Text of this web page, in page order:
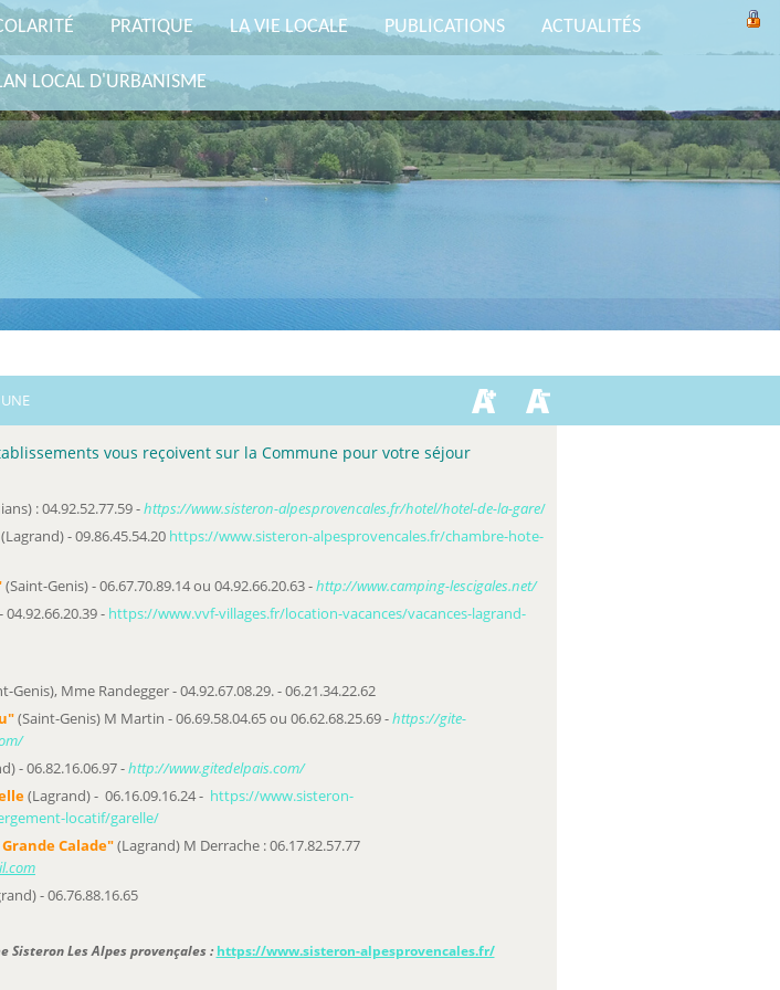
PRATIQUE LA VIE LOCALE PUBLICATIONS ACTUALITÉS
LOCAL D'URBANISME
vous reçoivent sur la Commune pour votre séjour
: 04.92.52.77.59 -https://www.sisteron-alpesprovencales.fr/hotel/hotel-de-la-gare/
(Lagrand) - 09.86.45.54.20 https://www.sisteron-alpesprovencales.fr/chambre-hote-
(Saint-Genis) - 06.67.70.89.14 ou 04.92.66.20.63 -http://www.camping-lescigales.net/
- https://www.vvf-villages.fr/location-vacances/vacances-lagrand-
Genis), Mme Randegger - 04.92.67.08.29. - 06.21.34.22.62
(Saint-Genis) M Martin - 06.69.58.04.65 ou 06.62.68.25.69 -https://gite-
- 06.82.16.06.97 -http://www.gitedelpais.com/
(Lagrand) - 06.16.09.16.24 - https://www.sisteron-
locatif/garelle/
Calade"(Lagrand) M Derrache : 06.17.82.57.77
- 06.76.88.16.65
Sisteron Les Alpes provençales : https://www.sisteron-alpesprovencales.fr/